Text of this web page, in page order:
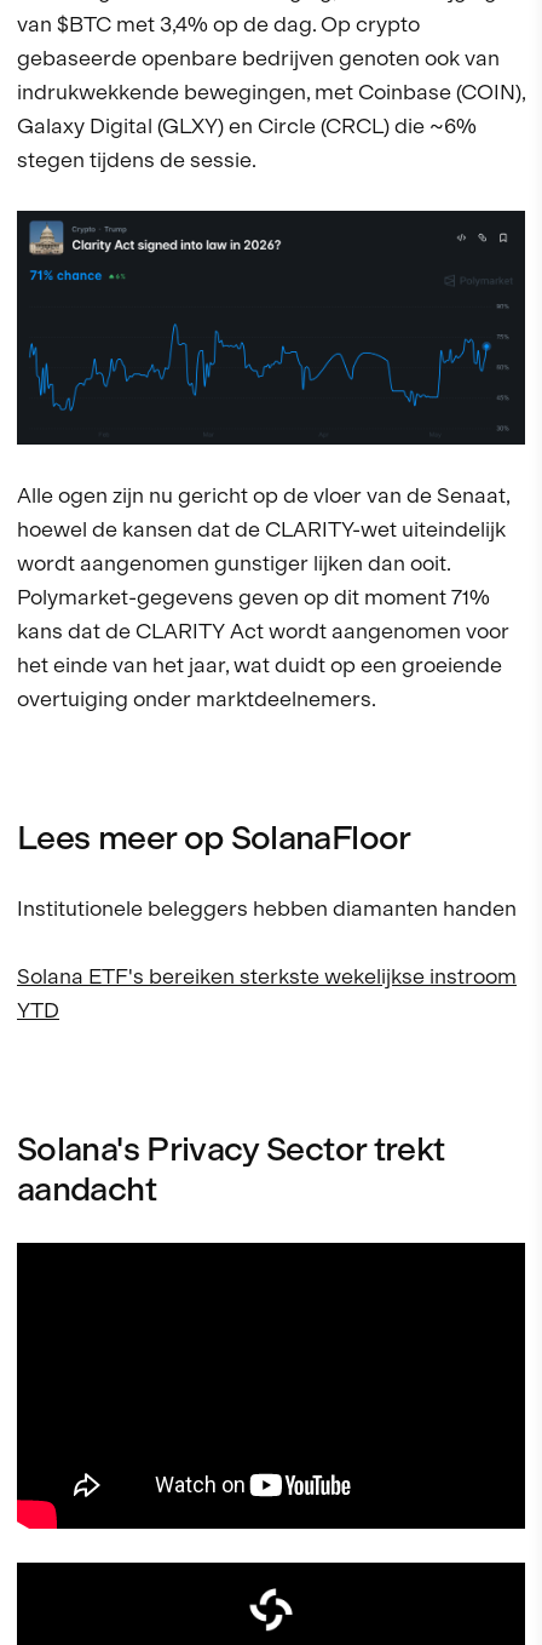
van $BTC met 3,4% op de dag. Op crypto
gebaseerde openbare bedrijven genoten ook van
indrukwekkende bewegingen, met Coinbase (COIN),
Galaxy Digital (GLXY) en Circle (CRCL) die ~6%
stegen tijdens de sessie.
Alle ogen zijn nu gericht op de vloer van de Senaat,
hoewel de kansen dat de CLARITY-wet uiteindelijk
wordt aangenomen gunstiger lijken dan ooit.
Polymarket-gegevens geven op dit moment 71%
kans dat de CLARITY Act wordt aangenomen voor
het einde van het jaar, wat duidt op een groeiende
overtuiging onder marktdeelnemers.
Lees meer op SolanaFloor
Institutionele beleggers hebben diamanten handen
Solana ETF's bereiken sterkste wekelijkse instroom
YTD
Solana's Privacy Sector trekt
aandacht